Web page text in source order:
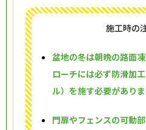
施工時の
盆地の冬は朝晩の路面
ローチには必ず防滑加
ル）を施す必要がありま
門扉やフェンスの可動